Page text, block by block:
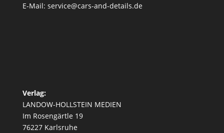
E-Mail: service@cars-and-details.de
Verlag:
LANDOW-HOLLSTEIN MEDIEN
Im Rosengärtle 19
76227 Karlsruhe